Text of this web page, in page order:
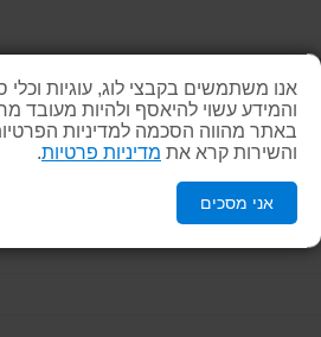
אנו משתמשים בקבצי לוג, עוגיות וכלי
והמידע עשוי להיאסף ולהיות מעובד
באתר מהווה הסכמה למדיניות
והשירות קרא את מדיניות פרטיות.
אני מסכים
בעיה .